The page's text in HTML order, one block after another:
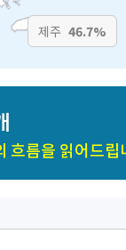
제주 46.7%
흐름을 읽어드립